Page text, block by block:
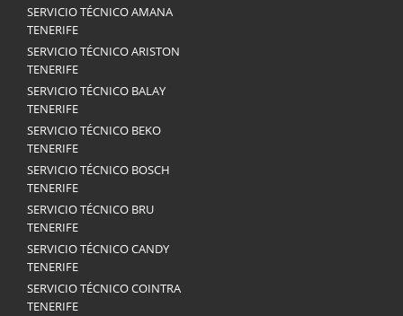
SERVICIO TÉCNICO AMANA
TENERIFE
SERVICIO TÉCNICO ARISTON
TENERIFE
SERVICIO TÉCNICO BALAY
TENERIFE
SERVICIO TÉCNICO BEKO
TENERIFE
SERVICIO TÉCNICO BOSCH
TENERIFE
SERVICIO TÉCNICO BRU
TENERIFE
SERVICIO TÉCNICO CANDY
TENERIFE
SERVICIO TÉCNICO COINTRA
TENERIFE